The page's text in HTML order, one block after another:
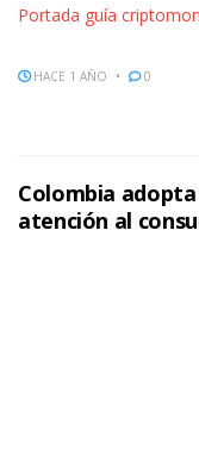
Portada guía
HACE 1 AÑO 0
Colombia
atención al